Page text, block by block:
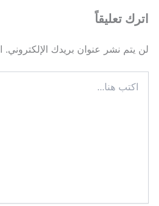
اترك تعليقاً
لن يتم نشر عنوان بريدك الإلكتروني.
هنا...